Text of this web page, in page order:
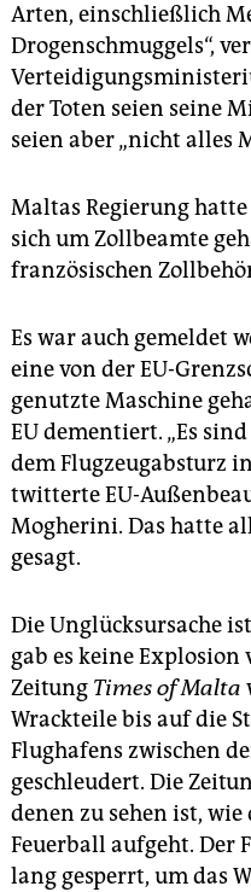
Arten, einschließlich
Drogenschmuggels“,
der Toten seien seine
seien aber „nicht alles
Maltas Regierung hatte
sich um Zollbeamte
französischen
Es war auch gemeldet
eine von der EU-
genutzte Maschine
EU dementiert. „Es
dem Flugzeugabsturz
twitterte EU-
Mogherini. Das hatte
gesagt.
Die Unglücksursache
gab es keine Explosion
Zeitung Times of Malta
Wrackteile bis auf die
Flughafens zwischen
geschleudert. Die
denen zu sehen ist,
Feuerball aufgeht. Der
lang gesperrt, um das